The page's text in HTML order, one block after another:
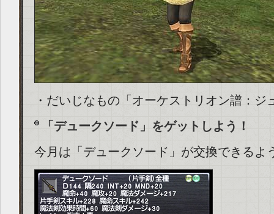
・だいじなもの「オーケストリオン譜：ジ
「デュークソード」をゲットしよう！
今月は「デュークソード」が交換できるよ